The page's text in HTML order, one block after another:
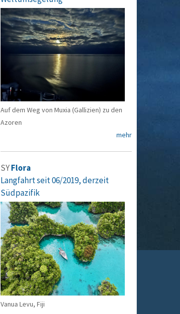
Auf dem Weg von Muxia (Gallizien) zu den
Azoren
mehr
SYFlora
Langfahrt seit 06/2019, derzeit
Südpazifik
Vanua Levu, Fiji